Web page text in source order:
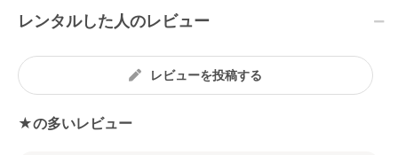
レンタルした人のレビュー
レビューを投稿する
★の多いレビュー